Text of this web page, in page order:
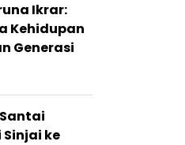
Ikrar:
Kehidupan
Generasi
Santai
ke